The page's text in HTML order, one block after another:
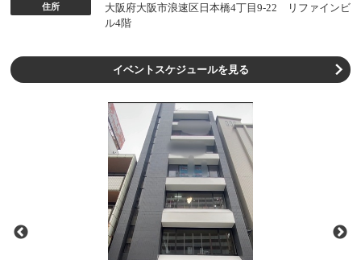
住所
大阪府大阪市浪速区日本橋4丁目9-22 リファインビ
ル4階
イベントスケジュールを見る